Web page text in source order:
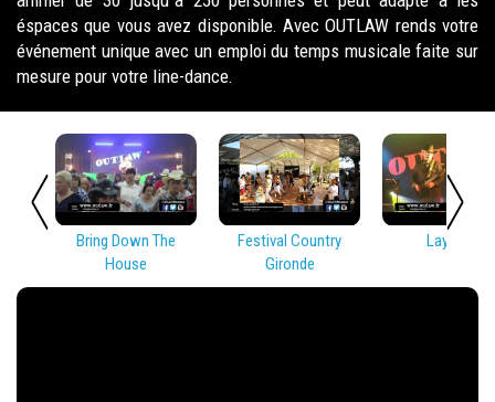
éspaces que vous avez disponible. Avec OUTLAW rends votre
événement unique avec un emploi du temps musicale faite sur
mesure pour votre line-dance.
Bring Down The
House
Festival Country
Gironde
Lay Low